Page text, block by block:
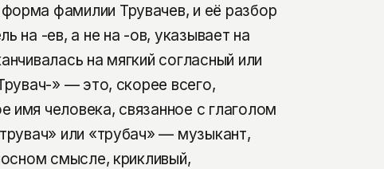
фамилии Трувачев, и её разбор
на -ев, а не на -ов, указывает на
на мягкий согласный или
» — это, скорее всего,
имя человека, связанное с глаголом
или «трубач» — музыкант,
смысле, крикливый,